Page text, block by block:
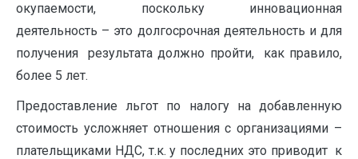
окупаемости, поскольку инновационная
деятельность – это долгосрочная деятельность и для
получения результата должно пройти, как правило,
более 5 лет.
Предоставление льгот по налогу на добавленную
стоимость усложняет отношения с организациями –
плательщиками НДС, т.к. у последних это приводит к